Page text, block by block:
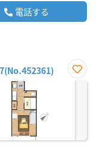
電話する
お気